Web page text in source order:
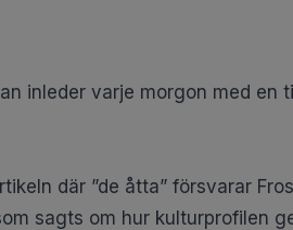
inleder varje morgon med en
där ”de åtta” försvarar
sagts om hur kulturprofilen